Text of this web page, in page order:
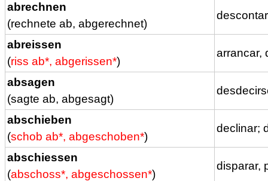
abrechnen
(rechnete ab, abgerechnet)
abreissen
(riss ab*, abgerissen*)
arrancar,
absagen
(sagte ab, abgesagt)
abschieben
(schob ab*, abgeschoben*)
declinar;
abschiessen
(abschoss*, abgeschossen*)
disparar,